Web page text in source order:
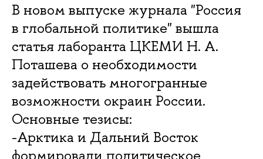
В новом выпуске журнала "Россия
в глобальной политике" вышла
статья лаборанта ЦКЕМИ Н. А.
Поташева о необходимости
задействовать многогранные
возможности окраин России.
Основные тезисы:
-Арктика и Дальний Восток
формировали политическое